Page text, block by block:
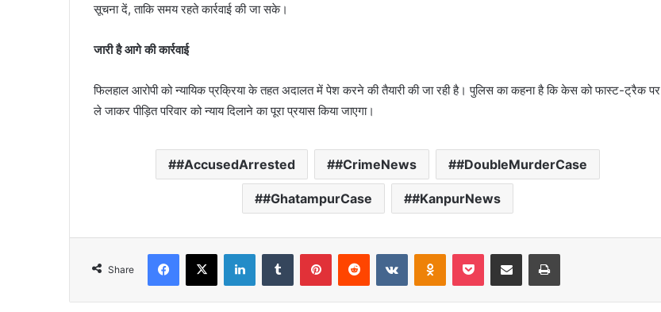
सूचना दें, ताकि समय रहते कार्रवाई की जा सके।
जारी है आगे की कार्रवाई
फिलहाल आरोपी को न्यायिक प्रक्रिया के तहत अदालत में पेश करने की तैयारी की जा रही है। पुलिस का कहना है कि केस को फास्ट-ट्रैक पर
ले जाकर पीड़ित परिवार को न्याय दिलाने का पूरा प्रयास किया जाएगा।
#AccusedArrested #CrimeNews #DoubleMurderCase
#GhatampurCase #KanpurNews
Share
Facebook
X LinkedInTumblr PinterestReddit VKontakteOdnoklassniki
Pocket Share via Email Print